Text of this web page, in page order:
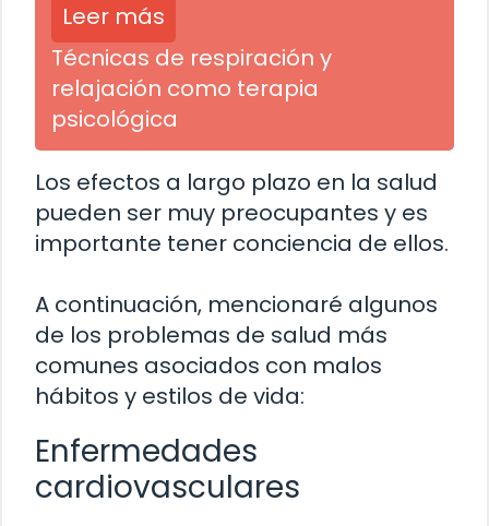
Leer más
Técnicas de respiración y
relajación como terapia
psicológica
Los efectos a largo plazo en la salud
pueden ser muy preocupantes y es
importante tener conciencia de ellos.
A continuación, mencionaré algunos
de los problemas de salud más
comunes asociados con malos
hábitos y estilos de vida:
Enfermedades
cardiovasculares